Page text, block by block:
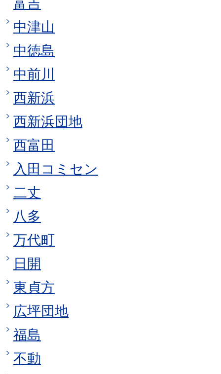
富吉
中津山
中徳島
中前川
西新浜
西新浜団地
西富田
入田コミセン
二丈
八多
万代町
日開
東貞方
広坪団地
福島
不動